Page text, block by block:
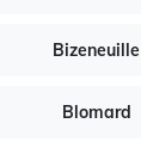
Bizeneuille
Blomard